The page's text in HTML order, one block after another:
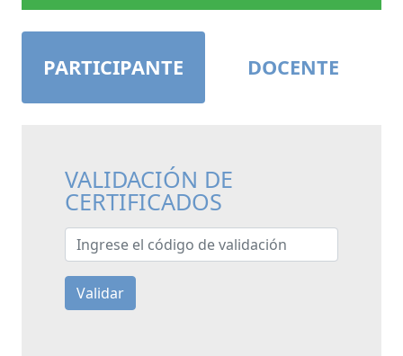
PARTICIPANTE DOCENTE
VALIDACIÓN DE
CERTIFICADOS
Ingrese el código de validación
Validar